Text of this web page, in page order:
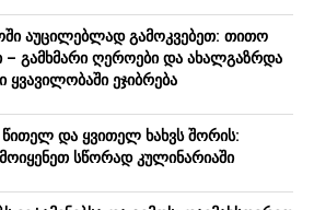
აუცილებლად გამოკვებეთ: თითო
– გამხმარი ღეროები და ახალგაზრდა
ეჯიბრება
წითელ და ყვითელ ხახვს შორის:
სწორად კულინარიაში